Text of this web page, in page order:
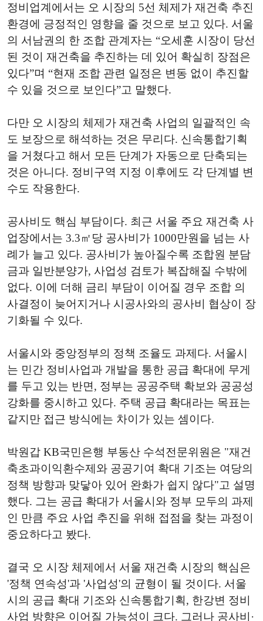
정비업계에서는 오 시장의 5선 체제가 재건축 추진
환경에 긍정적인 영향을 줄 것으로 보고 있다. 서울
의 서남권의 한 조합 관계자는 “오세훈 시장이 당선
된 것이 재건축을 추진하는 데 있어 확실히 장점은
있다”며 “현재 조합 관련 일정은 변동 없이 추진할
수 있을 것으로 보인다”고 말했다.
다만 오 시장의 체제가 재건축 사업의 일괄적인 속
도 보장으로 해석하는 것은 무리다. 신속통합기획
을 거쳤다고 해서 모든 단계가 자동으로 단축되는
것은 아니다. 정비구역 지정 이후에도 각 단계별 변
수도 작용한다.
공사비도 핵심 부담이다. 최근 서울 주요 재건축 사
업장에서는 3.3㎡당 공사비가 1000만원을 넘는 사
례가 늘고 있다. 공사비가 높아질수록 조합원 분담
금과 일반분양가, 사업성 검토가 복잡해질 수밖에
없다. 이에 더해 금리 부담이 이어질 경우 조합 의
사결정이 늦어지거나 시공사와의 공사비 협상이 장
기화될 수 있다.
서울시와 중앙정부의 정책 조율도 과제다. 서울시
는 민간 정비사업과 개발을 통한 공급 확대에 무게
를 두고 있는 반면, 정부는 공공주택 확보와 공공성
강화를 중시하고 있다. 주택 공급 확대라는 목표는
같지만 접근 방식에는 차이가 있는 셈이다.
박원갑 KB국민은행 부동산 수석전문위원은 "재건
축초과이익환수제와 공공기여 확대 기조는 여당의
정책 방향과 맞닿아 있어 완화가 쉽지 않다"고 설명
했다. 그는 공급 확대가 서울시와 정부 모두의 과제
인 만큼 주요 사업 추진을 위해 접점을 찾는 과정이
중요하다고 봤다.
결국 오 시장 체제에서 서울 재건축 시장의 핵심은
'정책 연속성'과 '사업성'의 균형이 될 것이다. 서울
시의 공급 확대 기조와 신속통합기획, 한강변 정비
사업 방향은 이어질 가능성이 크다. 그러나 공사비·